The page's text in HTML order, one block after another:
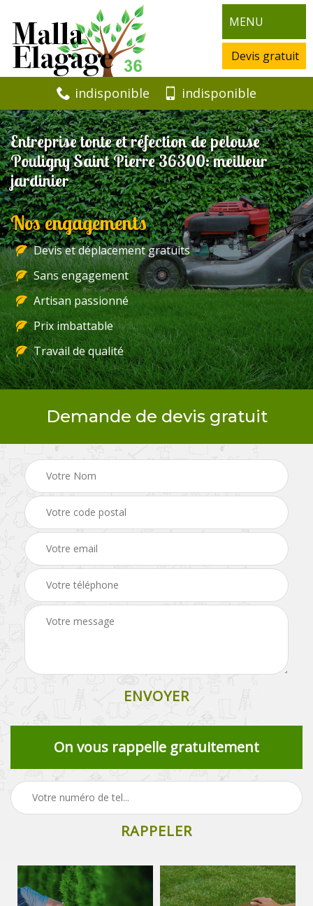
MENU
Devis gratuit
indisponible indisponible
Entreprise tonte et réfection de pelouse
Pouligny Saint Pierre 36300: meilleur
jardinier
Nos engagements
Devis et déplacement gratuits
Sans engagement
Artisan passionné
Prix imbattable
Travail de qualité
Demande de devis gratuit
On vous rappelle gratuitement